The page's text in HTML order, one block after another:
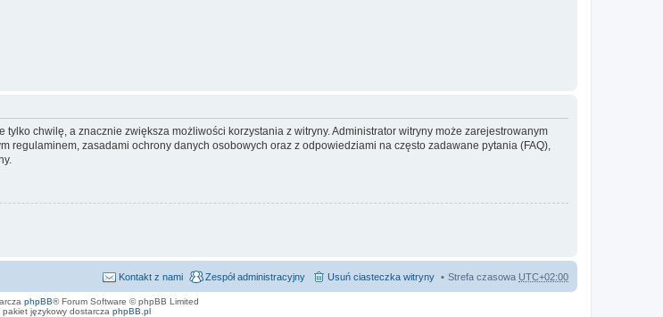
chwilę, a znacznie zwiększa możliwości korzystania z witryny. Administrator witryny może zarejestrowanym
zasadami ochrony danych osobowych oraz z odpowiedziami na często zadawane pytania (FAQ),
Strefa czasowa UTC+02:00
Usuń ciasteczka witryny
Zespół administracyjny
Kontakt z nami
phpBB® Forum Software © phpBB Limited
pakiet językowy dostarcza phpBB.pl